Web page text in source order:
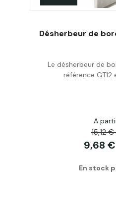
Désherbeur de
Le désherbeur de
référence GT12
A
15,12
9,68
En stock